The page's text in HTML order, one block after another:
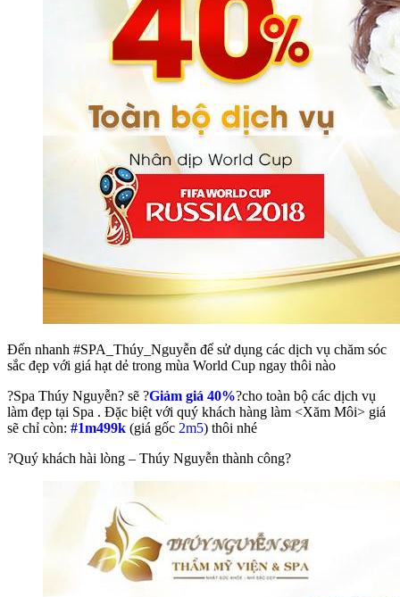
Đến nhanh #SPA_Thúy_Nguyễn để sử dụng các dịch vụ chăm sóc
sắc đẹp với giá hạt dẻ trong mùa World Cup ngay thôi nào
?Spa Thúy Nguyễn? sẽ ?Giảm giá 40%?cho toàn bộ các dịch vụ
làm đẹp tại Spa . Đặc biệt với quý khách hàng làm <Xăm Môi> giá
sẽ chỉ còn: #1m499k (giá gốc 2m5) thôi nhé
?Quý khách hài lòng – Thúy Nguyễn thành công?